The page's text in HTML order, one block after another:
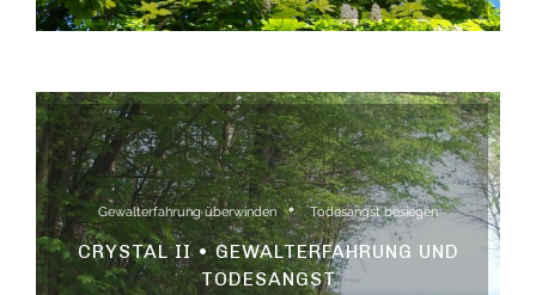
Gewalterfahrung überwinden Todesangst besiegen
CRYSTAL II • GEWALTERFAHRUNG UND
TODESANGST